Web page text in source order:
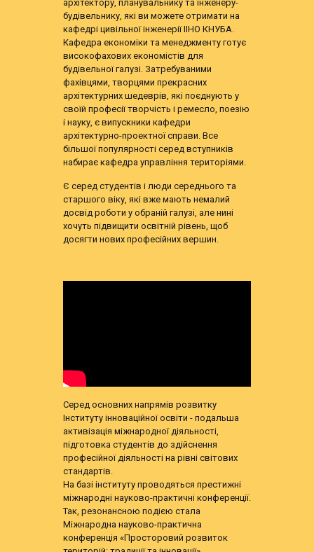
архітектору, планувальнику та інженеру-
будівельнику, які ви можете отримати на
кафедрі цивільної інженерії ІІНО КНУБА.
Кафедра економіки та менеджменту готує
високофахових економістів для
будівельної галузі. Затребуваними
фахівцями, творцями прекрасних
архітектурних шедеврів, які поєднують у
своїй професії творчість і ремесло, поезію
і науку, є випускники кафедри
архітектурно-проектної справи. Все
більшої популярності серед вступників
набирає кафедра управління територіями.
Є серед студентів і люди середнього та
старшого віку, які вже мають немалий
досвід роботи у обраній галузі, але нині
хочуть підвищити освітній рівень, щоб
досягти нових професійних вершин.
Серед основних напрямів розвитку
Інституту інноваційної освіти - подальша
активізація міжнародної діяльності,
підготовка студентів до здійснення
професійної діяльності на рівні світових
стандартів.
На базі інституту проводяться престижні
міжнародні науково-практичні конференції.
Так, резонансною подією стала
Міжнародна науково-практична
конференція «Просторовий розвиток